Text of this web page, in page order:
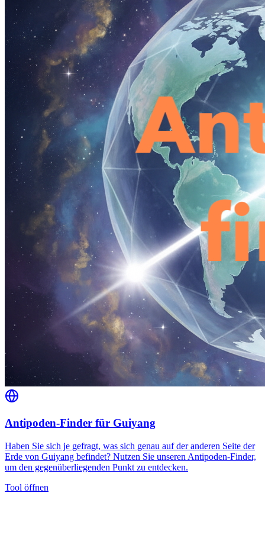
Antipoden-Finder für Guiyang
Haben Sie sich je gefragt, was sich genau auf der anderen Seite der
Erde von Guiyang befindet? Nutzen Sie unseren Antipoden-Finder,
um den gegenüberliegenden Punkt zu entdecken.
Tool öffnen